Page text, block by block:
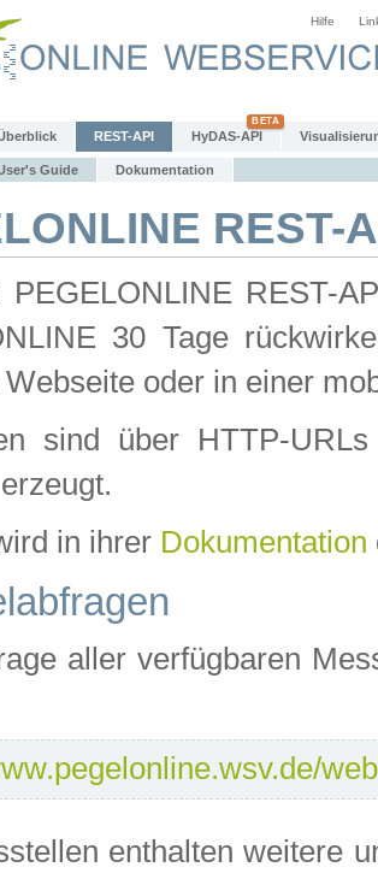
Hilfe
REST-API HyDAS-API
Guide Dokumentation
REST-
PEGELONLINE REST-
30 Tage
oder in einer
sind über HTTP-
in ihrer Dokumentation
aller verfügbaren
enthalten weitere